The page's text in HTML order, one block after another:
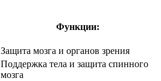
Функции:
Защита мозга и органов зрения
Поддержка тела и защита спинного
мозга